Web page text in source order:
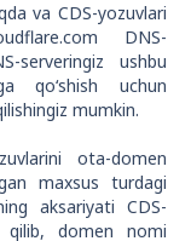
va CDS-yozuvlari
DNS-
serveringiz ushbu
qo‘shish uchun
mumkin.
ota-domen
maxsus turdagi
aksariyati CDS-
qilib, domen nomi